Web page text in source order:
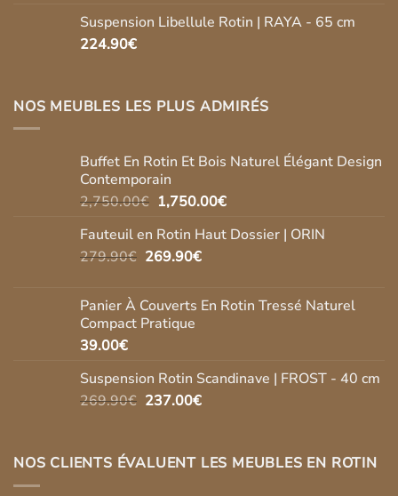
Suspension Libellule Rotin | RAYA - 65 cm
224.90€
NOS MEUBLES LES PLUS ADMIRÉS
Buffet En Rotin Et Bois Naturel Élégant Design
Contemporain
2,750.00€ Le
initial
était :
1,750.00€Le
actuel
Fauteuil en Rotin Haut Dossier | ORIN
279.90€ Le
était :
279.90€.
269.90€Le
est :
Panier À Couverts En Rotin Tressé Naturel
Compact Pratique
39.00€
Suspension Rotin Scandinave | FROST - 40 cm
269.90€ Le
était :
237.00€Le
est :
NOS CLIENTS ÉVALUENT LES MEUBLES EN ROTIN